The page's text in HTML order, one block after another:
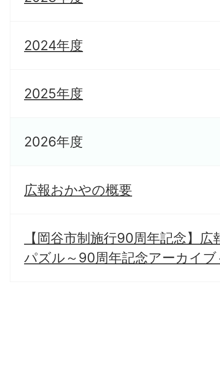
2024年度
2025年度
2026年度
広報おかやの概要
【岡谷市制施行90周年記念】
パズル～90周年記念アーカイブ